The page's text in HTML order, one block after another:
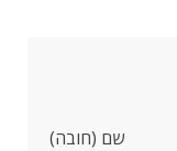
שם (חובה)